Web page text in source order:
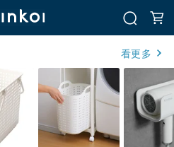
看更多